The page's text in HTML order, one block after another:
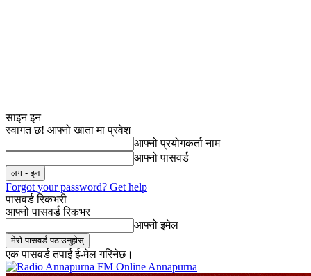
साइन इन
स्वागत छ! आफ्नो खाता मा प्रवेश
आफ्नो प्रयोगकर्ता नाम
आफ्नो पासवर्ड
Forgot your password? Get help
पासवर्ड रिकभरी
आफ्नो पासवर्ड रिकभर
आफ्नो इमेल
एक पासवर्ड तपाईं ई-मेल गरिनेछ।
Online Annapurna